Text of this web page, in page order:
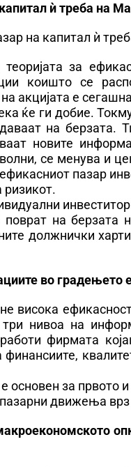
ѝ треба на
на капитал ѝ
за
коишто се
акцијата е
ќе ги добие.
на берзата.
новите
се менува и
пазар
ризикот.
поврат на
должнички
во градењето
висока
нивоа на
работи фирмата
основен за првото
движења